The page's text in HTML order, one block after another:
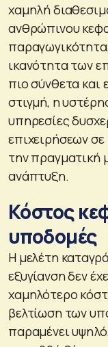
χαμηλή
ανθρώπινου
ικανότητα των
πιο σύνθετα και
στιγμή, η
υπηρεσίες
επιχειρήσεων σε
την πραγματική
ανάπτυξη.
Κόστος
υποδομές
Η μελέτη
εξυγίανση δεν
χαμηλότερο
βελτίωση των
παραμένει